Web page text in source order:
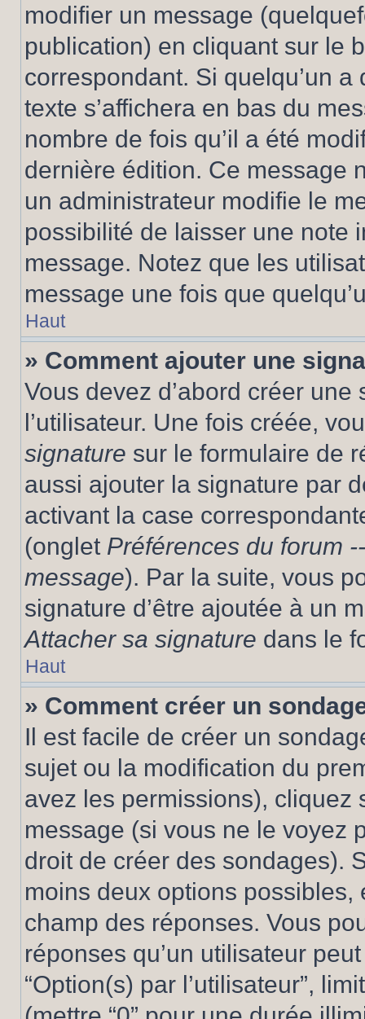
modifier un message
publication) en cliquant sur le
correspondant. Si quelqu’un
texte s’affichera en bas du
nombre de fois qu’il a été
dernière édition. Ce message
un administrateur modifie le
possibilité de laisser une note
message. Notez que les
message une fois que
Haut
» Comment ajouter une
Vous devez d’abord créer
l’utilisateur. Une fois créée,
signature sur le formulaire de
aussi ajouter la signature par
activant la case
(onglet Préférences du forum
message). Par la suite, vous
signature d’être ajoutée à un
Attacher sa signature dans le
Haut
» Comment créer un
Il est facile de créer un
sujet ou la modification du
avez les permissions), cliquez
message (si vous ne le voyez
droit de créer des sondages).
moins deux options
champ des réponses. Vous
réponses qu’un utilisateur
“Option(s) par l’utilisateur”,